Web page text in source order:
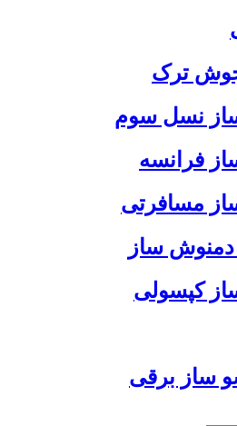
جوش ترک
نسل سوم
فرانسه
مسافرتی
ساز
کپسولی
ساز برقی